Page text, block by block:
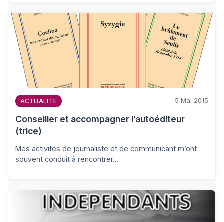
ACTUALITE 5 Mai 2015
Conseiller et accompagner l’autoéditeur
(trice)
Mes activités de journaliste et de communicant m’ont
souvent conduit à rencontrer…